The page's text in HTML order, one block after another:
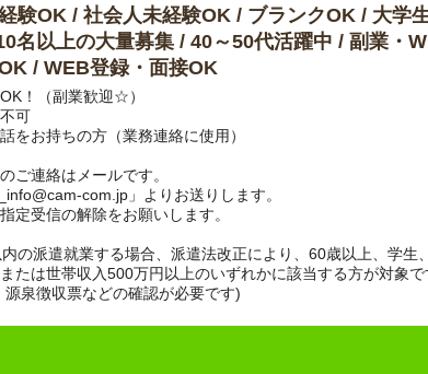
験OK / 社会人未経験OK / ブランクOK / 大学
名以上の大量募集 / 40～50代活躍中 / 副業・W
/ WEB登録・面接OK
！（副業歓迎☆）
可
をお持ちの方（業務連絡に使用）
ご連絡はメールです。
com.jp」よりお送りします。
定受信の解除をお願いします。
の派遣就業する場合、派遣法改正により、60歳以上、学生、
たは世帯収入500万円以上のいずれかに該当する方が対象で
源泉徴収票などの確認が必要です)